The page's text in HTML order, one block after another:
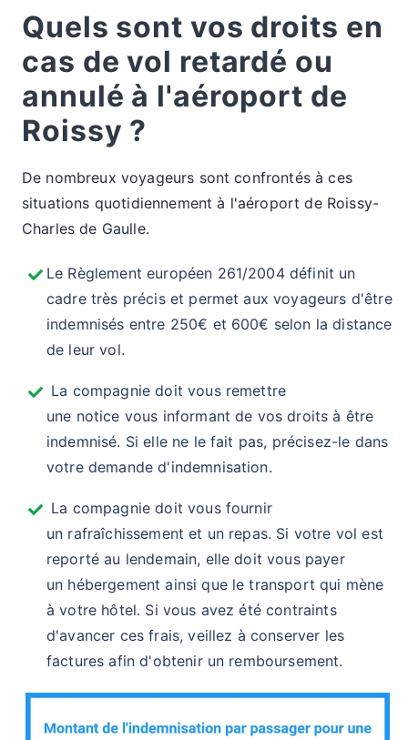
Quels sont vos droits en
cas de vol retardé ou
annulé à l'aéroport de
Roissy ?
De nombreux voyageurs sont confrontés à ces
situations quotidiennement à l'aéroport de Roissy-
Charles de Gaulle.
Le Règlement européen 261/2004 définit un
cadre très précis et permet aux voyageurs d'être
indemnisés entre 250€ et 600€ selon la distance
de leur vol.
La compagnie doit vous remettre
une notice vous informant de vos droits à être
indemnisé. Si elle ne le fait pas, précisez-le dans
votre demande d'indemnisation.
La compagnie doit vous fournir
un rafraîchissement et un repas. Si votre vol est
reporté au lendemain, elle doit vous payer
un hébergement ainsi que le transport qui mène
à votre hôtel. Si vous avez été contraints
d'avancer ces frais, veillez à conserver les
factures afin d'obtenir un remboursement.